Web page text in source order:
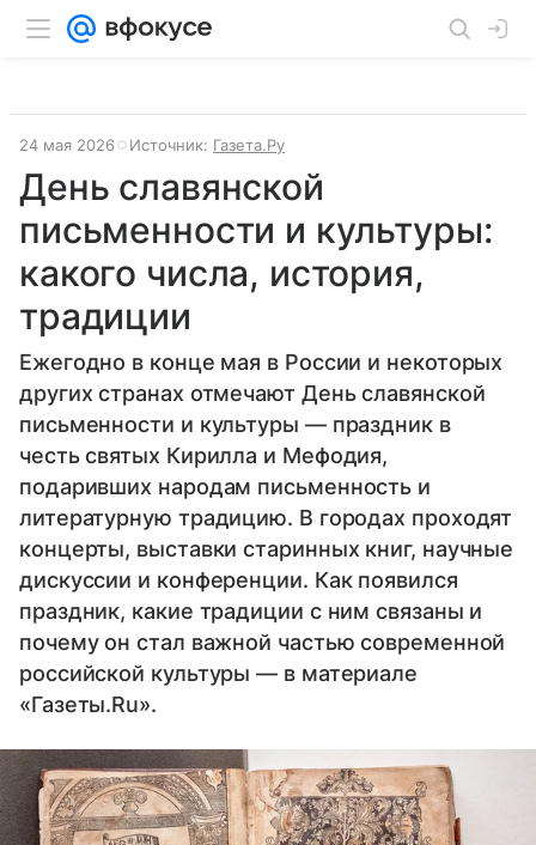
24 мая 2026 Источник: Газета.Ру
День славянской
письменности и культуры:
какого числа, история,
традиции
Ежегодно в конце мая в России и некоторых
других странах отмечают День славянской
письменности и культуры — праздник в
честь святых Кирилла и Мефодия,
подаривших народам письменность и
литературную традицию. В городах проходят
концерты, выставки старинных книг, научные
дискуссии и конференции. Как появился
праздник, какие традиции с ним связаны и
почему он стал важной частью современной
российской культуры — в материале
«Газеты.Ru».